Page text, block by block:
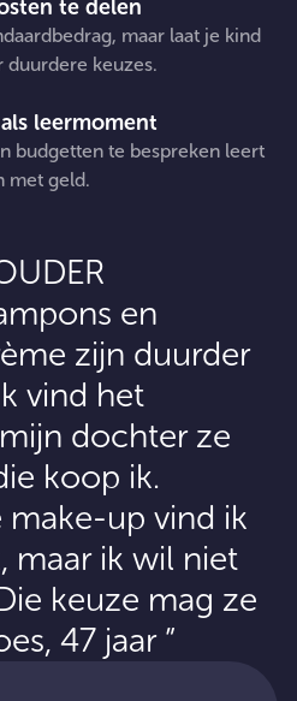
te delen
maar laat je kind
keuzes.
leermoment
budgetten te bespreken leert
met geld.
en
zijn duurder
vind het
dochter ze
koop ik.
up vind ik
maar ik wil niet
keuze mag ze
47 jaar